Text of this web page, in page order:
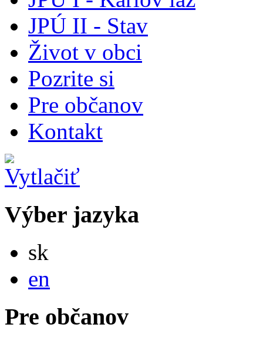
JPÚ II - Stav
Život v obci
Pozrite si
Pre občanov
Kontakt
Výber jazyka
sk
en
Pre občanov